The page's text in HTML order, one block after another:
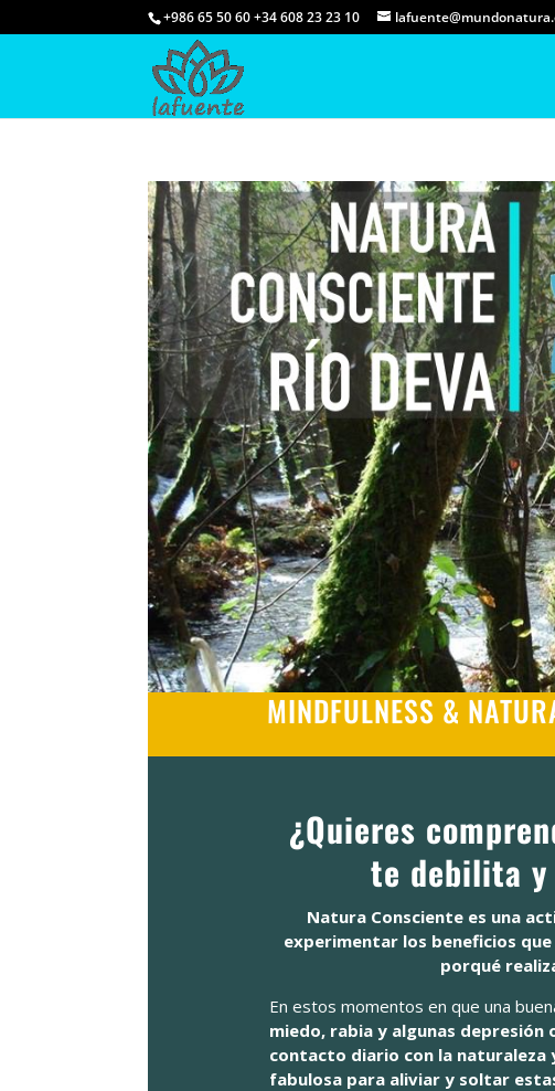
+986 65 50 60 +34 608 23 23 10
MINDFULNESS &
¿Quieres
te debilita
Natura Consciente es una
experimentar los beneficios
porqué
En estos momentos en que una
miedo, rabia y algunas depresión
contacto diario con la
fabulosa para aliviar y soltar